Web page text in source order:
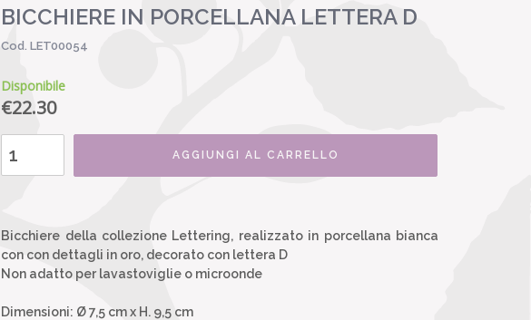
BICCHIERE IN PORCELLANA LETTERA D
Cod. LET00054
Disponibile
€22.30
AGGIUNGI AL CARRELLO
Bicchiere della collezione Lettering, realizzato in porcellana bianca
con con dettagli in oro, decorato con lettera D
Non adatto per lavastoviglie o microonde
Dimensioni: Ø 7,5 cm x H. 9,5 cm